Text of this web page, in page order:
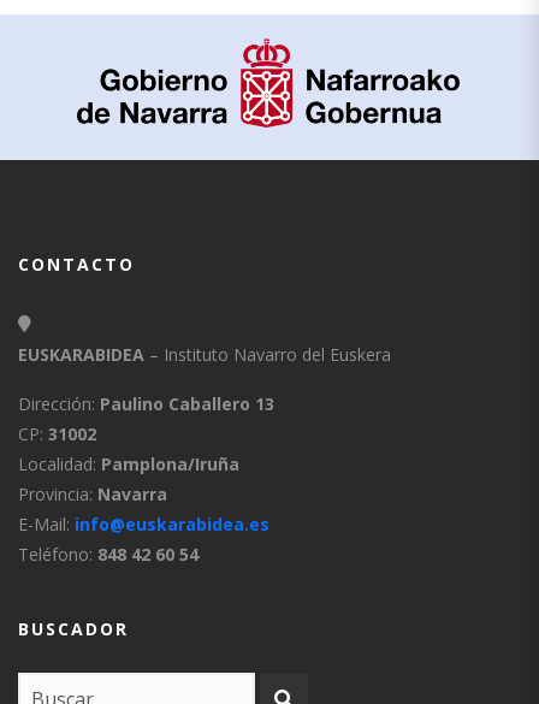
CONTACTO
EUSKARABIDEA – Instituto Navarro del Euskera
Dirección: Paulino Caballero 13
CP: 31002
Localidad: Pamplona/Iruña
Provincia: Navarra
E-Mail: info@euskarabidea.es
Teléfono: 848 42 60 54
BUSCADOR